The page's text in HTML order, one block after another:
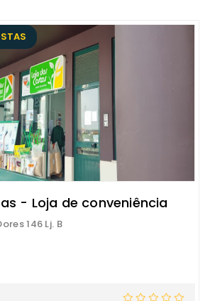
- Loja de conveniência
146 Lj. B